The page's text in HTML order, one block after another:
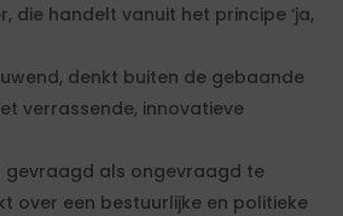
die handelt vanuit het principe ‘ja,
denkt buiten de gebaande
verrassende, innovatieve
gevraagd als ongevraagd te
over een bestuurlijke en politieke